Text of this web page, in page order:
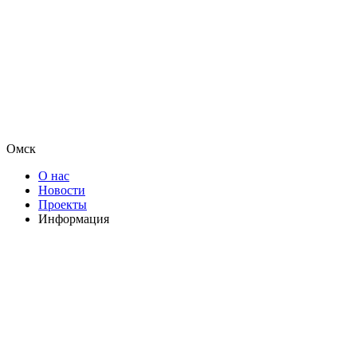
Омск
О нас
Новости
Проекты
Информация